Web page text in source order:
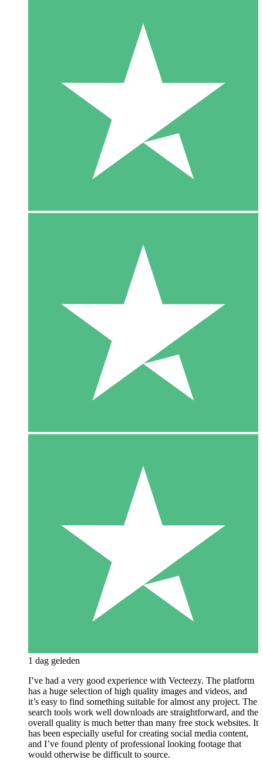
1 dag geleden
I’ve had a very good experience with Vecteezy. The platform
has a huge selection of high quality images and videos, and
it’s easy to find something suitable for almost any project. The
search tools work well downloads are straightforward, and the
overall quality is much better than many free stock websites. It
has been especially useful for creating social media content,
and I’ve found plenty of professional looking footage that
would otherwise be difficult to source.